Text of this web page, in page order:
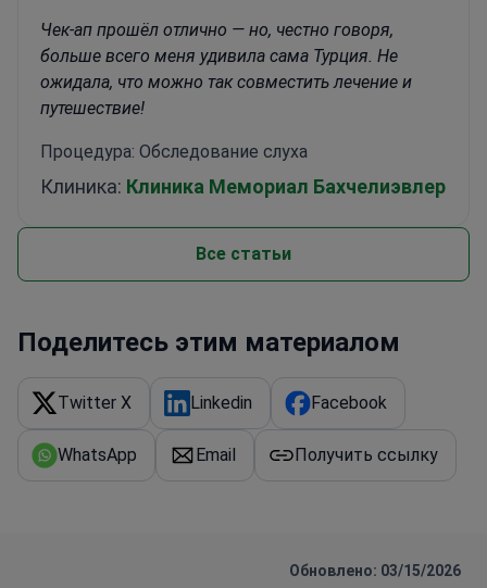
Чек-ап прошёл отлично — но, честно говоря,
больше всего меня удивила сама Турция. Не
ожидала, что можно так совместить лечение и
путешествие!
Процедура: Обследование слуха
Клиника: Клиника Мемориал Бахчелиэвлер
Все статьи
Поделитесь этим материалом
Twitter X Linkedin Facebook
WhatsApp Email Получить ссылку
Обновлено: 03/15/2026